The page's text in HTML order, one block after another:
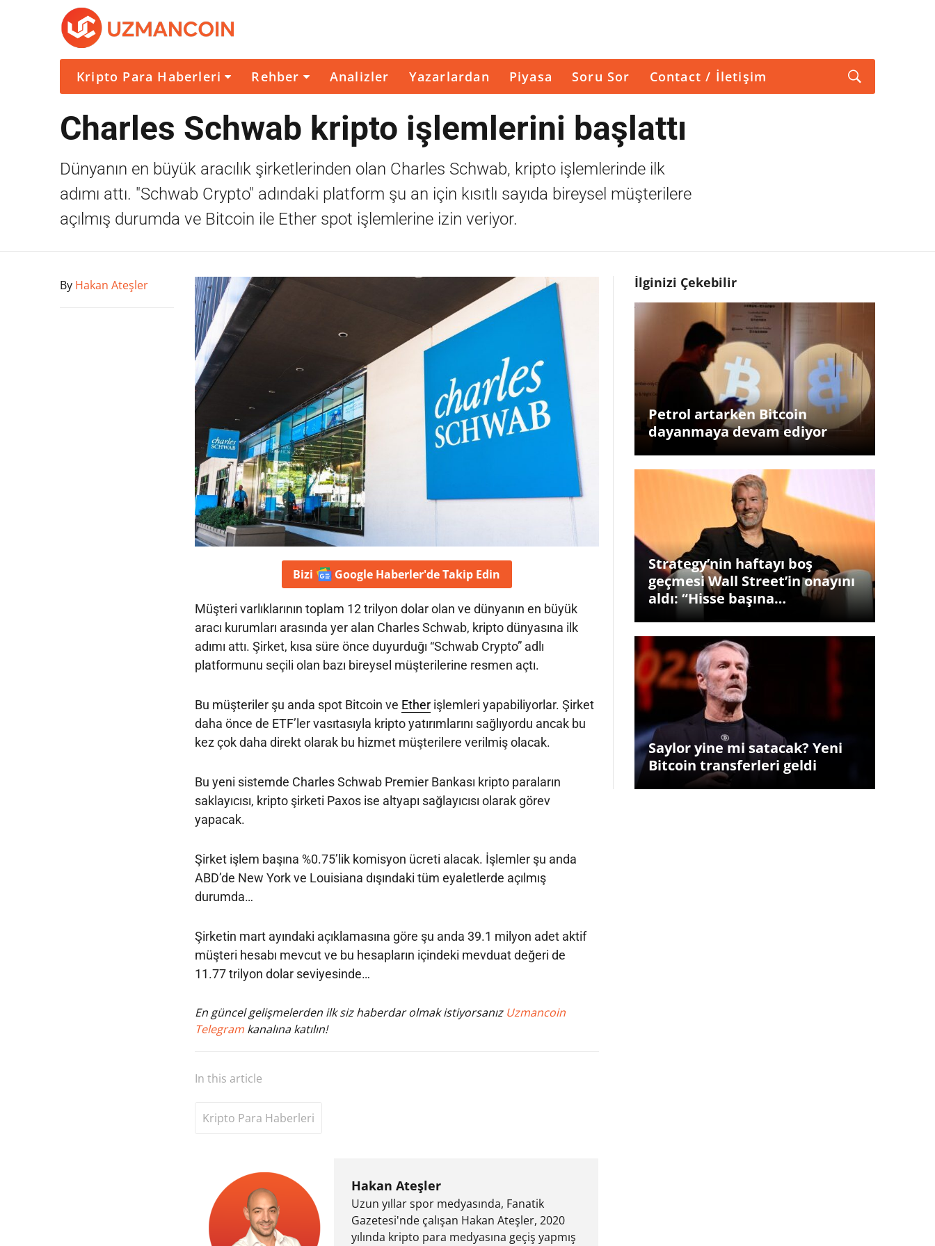
Kripto Para Haberleri Rehber Analizler Yazarlardan Piyasa Soru Sor Contact / İletişim
Charles Schwab kripto işlemlerini başlattı
Dünyanın en büyük aracılık şirketlerinden olan Charles Schwab, kripto işlemlerinde ilk
adımı attı. "Schwab Crypto" adındaki platform şu an için kısıtlı sayıda bireysel müşterilere
açılmış durumda ve Bitcoin ile Ether spot işlemlerine izin veriyor.
By Hakan Ateşler
Bizi Google Haberler'deTakip Edin
Müşteri varlıklarının toplam 12 trilyon dolar olan ve dünyanın en büyük
aracı kurumları arasında yer alan Charles Schwab, kripto dünyasına ilk
adımı attı. Şirket, kısa süre önce duyurduğı “Schwab Crypto” adlı
platformunu seçili olan bazı bireysel müşterilerine resmen açtı.
Bu müşteriler şu anda spot Bitcoin ve Etherişlemleri yapabiliyorlar. Şirket
daha önce de ETF’ler vasıtasıyla kripto yatırımlarını sağlıyordu ancak bu
kez çok daha direkt olarak bu hizmet müşterilere verilmiş olacak.
Bu yeni sistemde Charles Schwab Premier Bankası kripto paraların
saklayıcısı, kripto şirketi Paxos ise altyapı sağlayıcısı olarak görev
yapacak.
Şirket işlem başına %0.75’lik komisyon ücreti alacak. İşlemler şu anda
ABD’de New York ve Louisiana dışındaki tüm eyaletlerde açılmış
durumda…
Şirketin mart ayındaki açıklamasına göre şu anda 39.1 milyon adet aktif
müşteri hesabı mevcut ve bu hesapların içindeki mevduat değeri de
11.77 trilyon dolar seviyesinde…
En güncel gelişmelerden ilk siz haberdar olmak istiyorsanız Uzmancoin
Telegram kanalına katılın!
In this article
Kripto Para Haberleri
Hakan Ateşler
Uzun yıllar spor medyasında, Fanatik
Gazetesi'nde çalışan Hakan Ateşler, 2020
yılında kripto para medyasına geçiş yapmış
İlginizi Çekebilir
Petrol artarken Bitcoin
dayanmaya devam ediyor
Strategy’nin haftayı boş
geçmesi Wall Street’in onayını
aldı: “Hisse başına…
Saylor yine mi satacak? Yeni
Bitcoin transferleri geldi